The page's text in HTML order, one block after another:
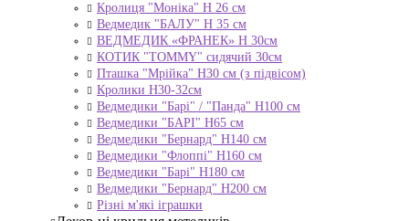
Кролиця "Моніка" Н 26 см
Ведмедик "БАЛУ" Н 35 см
ВЕДМЕДИК «ФРАНЕК» H 30см
КОТИК "ТОMMY" сидячий 30см
Пташка "Мрійка" Н30 см (з підвісом)
Кролики Н30-32см
Ведмедики "Барі" / "Панда" Н100 см
Ведмедики "БАРІ" Н65 см
Ведмедики "Бернард" Н140 см
Ведмедики "Флоппі" Н160 см
Ведмедики "Барі" Н180 см
Ведмедики "Бернард" Н200 см
Різні м'які іграшки